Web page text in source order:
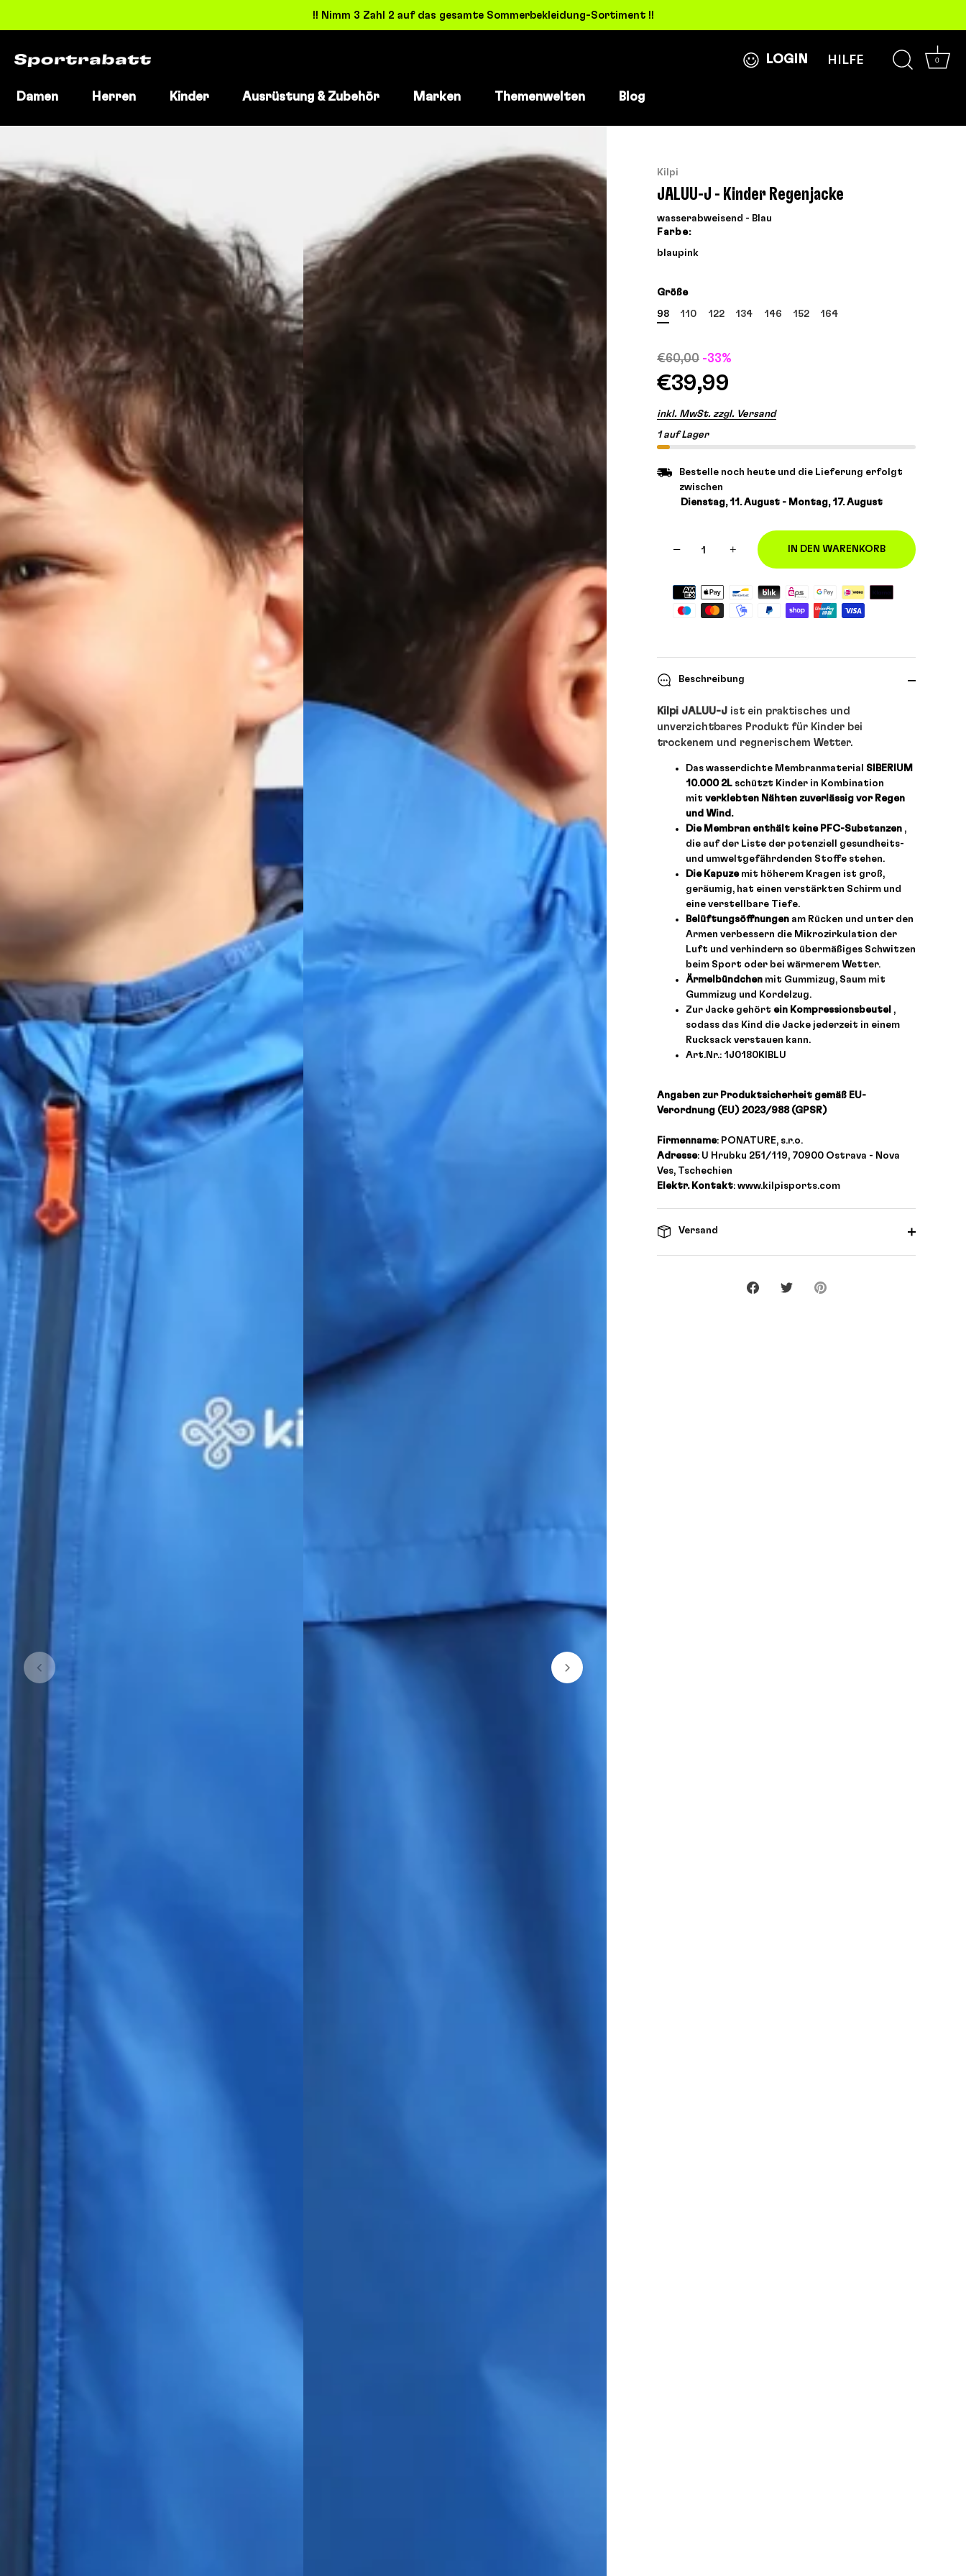
!! Nimm 3 Zahl 2 auf das gesamte Sommerbekleidung-Sortiment !!
LOGIN HILFE 0
Damen Herren Kinder Ausrüstung & Zubehör Marken Themenwelten Blog
Kilpi
JALUU-J - Kinder Regenjacke
wasserabweisend - Blau
Farbe:
blaupink
Größe
98 110 122 134 146 152 164
€60,00 -33%
€39,99
inkl. MwSt. zzgl. Versand
1 auf Lager
Bestelle noch heute und die Lieferung erfolgt
zwischen
Dienstag, 11. August - Montag, 17. August
− + IN DEN WARENKORB
Beschreibung
Kilpi JALUU-J ist ein praktisches und
unverzichtbares Produkt für Kinder bei
trockenem und regnerischem Wetter.
Das wasserdichte Membranmaterial SIBERIUM
10.000 2L schützt Kinder in Kombination
mit verklebten Nähten zuverlässig vor Regen
und Wind.
Die Membran enthält keine PFC-Substanzen ,
die auf der Liste der potenziell gesundheits-
und umweltgefährdenden Stoffe stehen.
Die Kapuzemit höherem Kragen ist groß,
geräumig, hat einen verstärkten Schirm und
eine verstellbare Tiefe.
Belüftungsöffnungen am Rücken und unter den
Armen verbessern die Mikrozirkulation der
Luft und verhindern so übermäßiges Schwitzen
beim Sport oder bei wärmerem Wetter.
Ärmelbündchen mit Gummizug, Saum mit
Gummizug und Kordelzug.
Zur Jacke gehört ein Kompressionsbeutel ,
sodass das Kind die Jacke jederzeit in einem
Rucksack verstauen kann.
Art.Nr.: 1J0180KIBLU
Angaben zur Produktsicherheit gemäß EU-
Verordnung (EU) 2023/988 (GPSR)
Firmenname: PONATURE, s.r.o.
Adresse: U Hrubku 251/119, 70900 Ostrava - Nova
Ves, Tschechien
Elektr. Kontakt: www.kilpisports.com
Versand
Teilen TwitternPinnen